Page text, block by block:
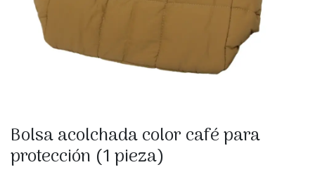
Bolsa acolchada color café para
protección (1 pieza)